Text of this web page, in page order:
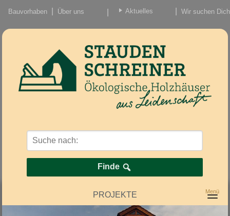
Bauvorhaben Über uns
Aktuelles
Nachrichten/Einzug
Wir suchen
Finde
PROJEKTE